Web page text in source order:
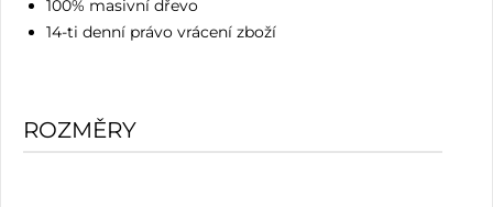
100% masivní dřevo
14-ti denní právo vrácení zboží
ROZMĚRY